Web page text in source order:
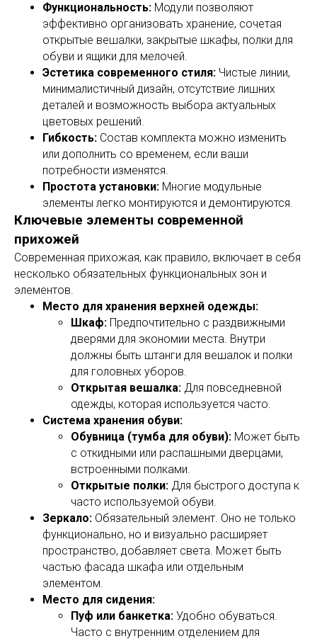
Функциональность: Модули позволяют
эффективно организовать хранение, сочетая
открытые вешалки, закрытые шкафы, полки для
обуви и ящики для мелочей.
Эстетика современного стиля: Чистые линии,
минималистичный дизайн, отсутствие лишних
деталей и возможность выбора актуальных
цветовых решений.
Гибкость: Состав комплекта можно изменить
или дополнить со временем, если ваши
потребности изменятся.
Простота установки: Многие модульные
элементы легко монтируются и демонтируются.
Ключевые элементы современной
прихожей
Современная прихожая, как правило, включает в себя
несколько обязательных функциональных зон и
элементов.
Место для хранения верхней одежды:
Шкаф: Предпочтительно с раздвижными
дверями для экономии места. Внутри
должны быть штанги для вешалок и полки
для головных уборов.
Открытая вешалка: Для повседневной
одежды, которая используется часто.
Система хранения обуви:
Обувница (тумба для обуви): Может быть
с откидными или распашными дверцами,
встроенными полками.
Открытые полки: Для быстрого доступа к
часто используемой обуви.
Зеркало: Обязательный элемент. Оно не только
функционально, но и визуально расширяет
пространство, добавляет света. Может быть
частью фасада шкафа или отдельным
элементом.
Место для сидения:
Пуф или банкетка: Удобно обуваться.
Часто с внутренним отделением для